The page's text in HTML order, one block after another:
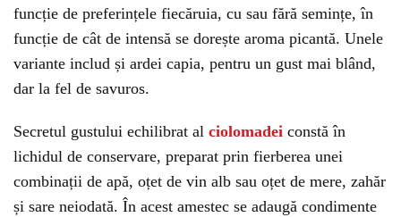
funcție de preferințele fiecăruia, cu sau fără semințe, în
funcție de cât de intensă se dorește aroma picantă. Unele
variante includ și ardei capia, pentru un gust mai blând,
dar la fel de savuros.
Secretul gustului echilibrat al ciolomadei constă în
lichidul de conservare, preparat prin fierberea unei
combinații de apă, oțet de vin alb sau oțet de mere, zahăr
și sare neiodată. În acest amestec se adaugă condimente